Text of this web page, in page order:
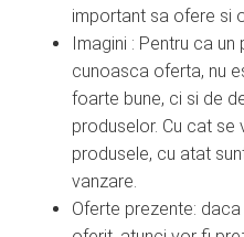
important sa ofere si
Imagini : Pentru ca
cunoasca oferta, nu
foarte bune, ci si de
produselor. Cu cat
produsele, cu atat
vanzare.
Oferte prezente: